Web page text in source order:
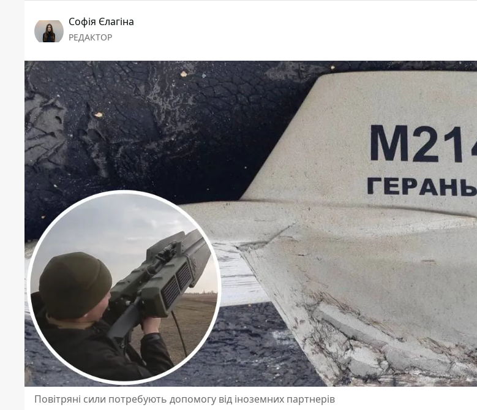
Софія Єлагіна
РЕДАКТОР
Повітряні сили потребують допомогу від іноземних партнерів